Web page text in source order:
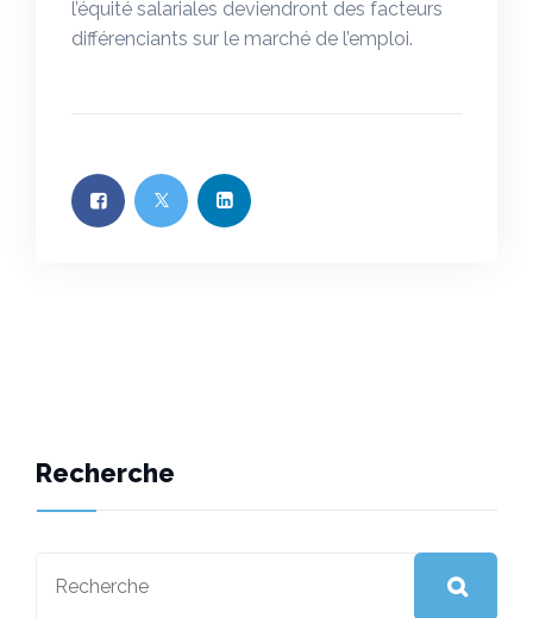
l’équité salariales deviendront des facteurs
différenciants sur le marché de l’emploi.
Recherche